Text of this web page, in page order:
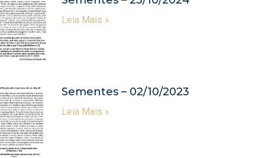
Leia Mais »
Sementes – 02/10/2023
Leia Mais »